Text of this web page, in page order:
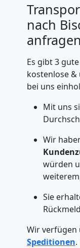
nach
Es gibt 3
kostenlose
bei uns
Mit uns
Wir
würden
Sie
Wir verfügen
Speditionen